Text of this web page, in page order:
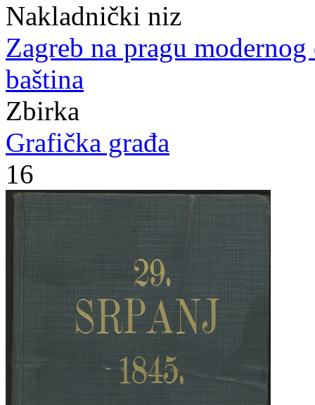
Nakladnički niz
Zagreb na pragu modernog
baština
Zbirka
Grafička građa
16